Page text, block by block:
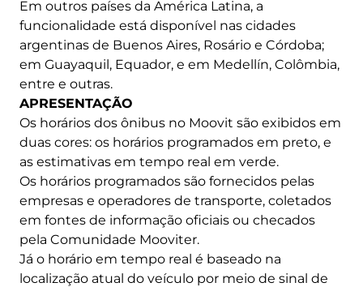
Em outros países da América Latina, a
funcionalidade está disponível nas cidades
argentinas de Buenos Aires, Rosário e Córdoba;
em Guayaquil, Equador, e em Medellín, Colômbia,
entre e outras.
APRESENTAÇÃO
Os horários dos ônibus no Moovit são exibidos em
duas cores: os horários programados em preto, e
as estimativas em tempo real em verde.
Os horários programados são fornecidos pelas
empresas e operadores de transporte, coletados
em fontes de informação oficiais ou checados
pela Comunidade Mooviter.
Já o horário em tempo real é baseado na
localização atual do veículo por meio de sinal de